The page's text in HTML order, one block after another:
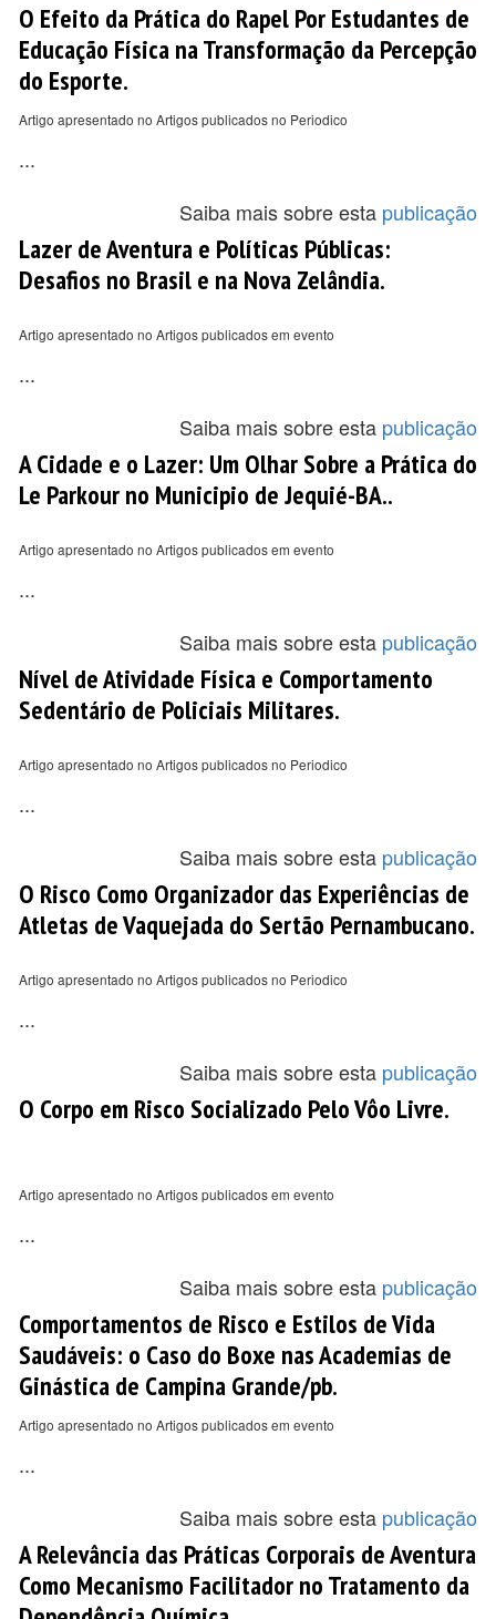
O Efeito da Prática do Rapel Por Estudantes de
Educação Física na Transformação da Percepção
do Esporte.
Artigo apresentado no Artigos publicados no Periodico
...
Saiba mais sobre esta publicação
Lazer de Aventura e Políticas Públicas:
Desafios no Brasil e na Nova Zelândia.
Artigo apresentado no Artigos publicados em evento
...
Saiba mais sobre esta publicação
A Cidade e o Lazer: Um Olhar Sobre a Prática do
Le Parkour no Municipio de Jequié-BA..
Artigo apresentado no Artigos publicados em evento
...
Saiba mais sobre esta publicação
Nível de Atividade Física e Comportamento
Sedentário de Policiais Militares.
Artigo apresentado no Artigos publicados no Periodico
...
Saiba mais sobre esta publicação
O Risco Como Organizador das Experiências de
Atletas de Vaquejada do Sertão Pernambucano.
Artigo apresentado no Artigos publicados no Periodico
...
Saiba mais sobre esta publicação
O Corpo em Risco Socializado Pelo Vôo Livre.
Artigo apresentado no Artigos publicados em evento
...
Saiba mais sobre esta publicação
Comportamentos de Risco e Estilos de Vida
Saudáveis: o Caso do Boxe nas Academias de
Ginástica de Campina Grande/pb.
Artigo apresentado no Artigos publicados em evento
...
Saiba mais sobre esta publicação
A Relevância das Práticas Corporais de Aventura
Como Mecanismo Facilitador no Tratamento da